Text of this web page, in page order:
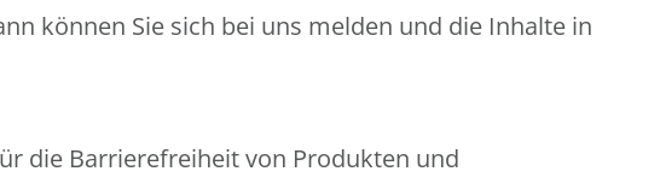
können Sie sich bei uns melden und die Inhalte in
die Barrierefreiheit von Produkten und